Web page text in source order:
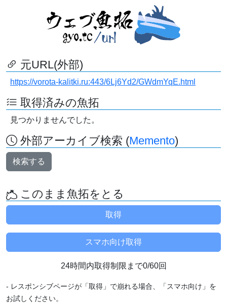
元URL(外部)
https://vorota-kalitki.ru:443/6Lj6Yd2/GWdmYqE.html
取得済みの魚拓
見つかりませんでした。
外部アーカイブ検索 (Memento)
検索する
このまま魚拓をとる
24時間内取得制限まで0/60回
- レスポンシブページが「取得」で崩れる場合、「スマホ向け」を
お試しください。